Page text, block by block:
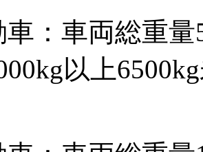
：車両総重
以上